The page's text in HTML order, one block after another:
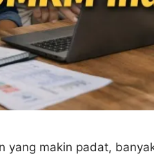
yang makin padat,